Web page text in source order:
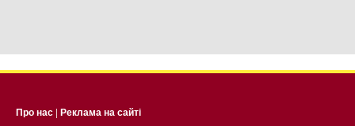
Про нас | Реклама на сайті